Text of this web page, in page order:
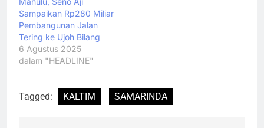
Sampaikan Rp280 Miliar
Pembangunan Jalan
Tering ke Ujoh Bilang
6 Agustus 2025
dalam "HEADLINE"
Tagged: KALTIM SAMARINDA